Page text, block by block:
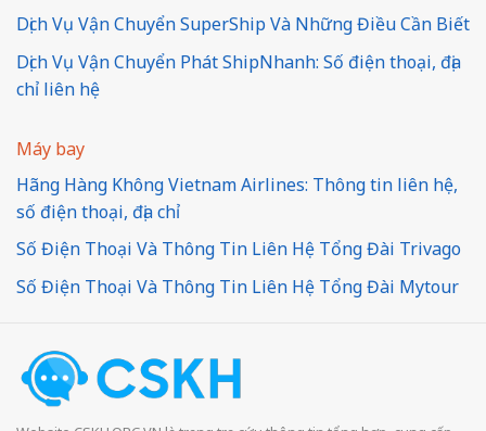
Dịch Vụ Vận Chuyển SuperShip Và Những Điều Cần Biết
Dịch Vụ Vận Chuyển Phát ShipNhanh: Số điện thoại, địa
chỉ liên hệ
Máy bay
Hãng Hàng Không Vietnam Airlines: Thông tin liên hệ,
số điện thoại, địa chỉ
Số Điện Thoại Và Thông Tin Liên Hệ Tổng Đài Trivago
Số Điện Thoại Và Thông Tin Liên Hệ Tổng Đài Mytour